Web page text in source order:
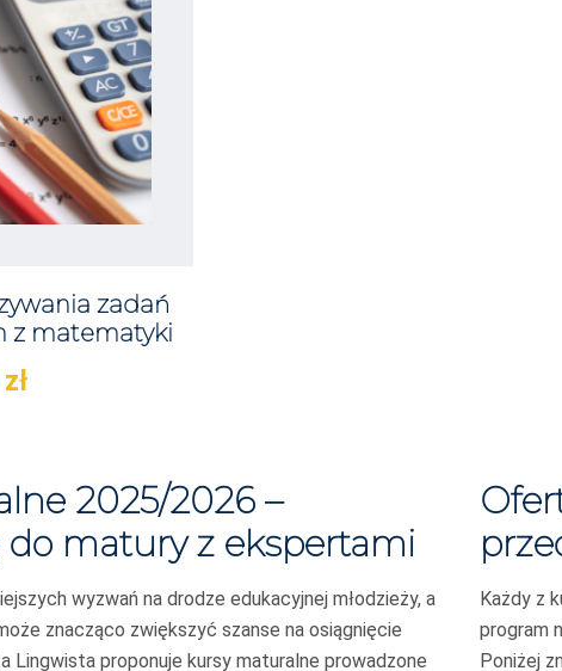
zadań
z matematyki
zł
2025/2026 –
matury z ekspertami
wyzwań na drodze edukacyjnej młodzieży, a
znacząco zwiększyć szanse na osiągnięcie
Lingwista proponuje kursy maturalne prowadzone
Każdy z
program
Poniżej